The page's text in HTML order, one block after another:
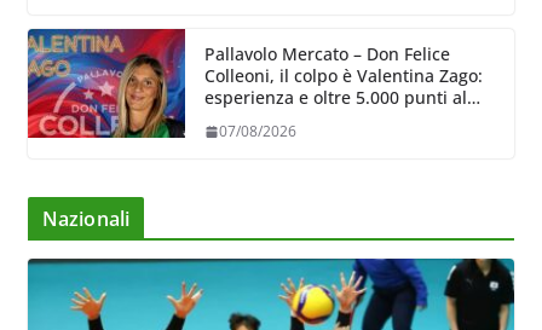
Pallavolo Mercato – Don Felice
Colleoni, il colpo è Valentina Zago:
esperienza e oltre 5.000 punti al
07/08/2026
Nazionali